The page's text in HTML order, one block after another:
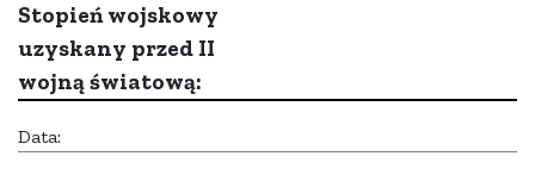
Stopień wojskowy
uzyskany przed II
wojną światową:
Data: